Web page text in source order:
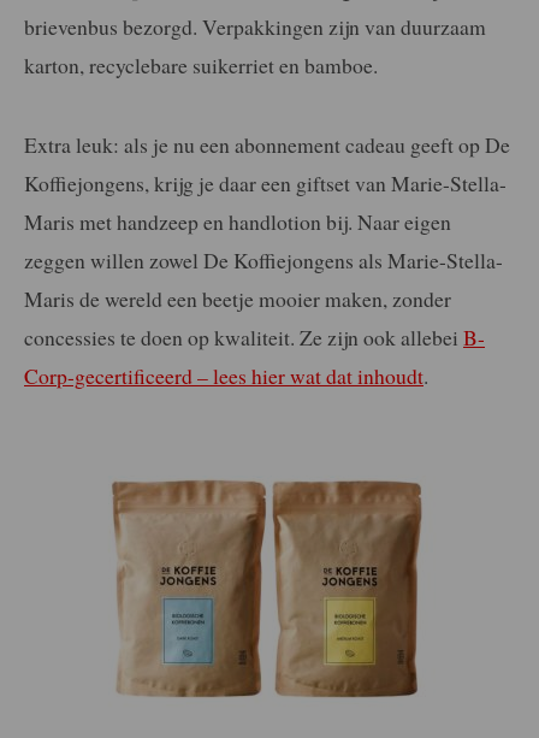
brievenbus bezorgd. Verpakkingen zijn van duurzaam
karton, recyclebare suikerriet en bamboe.
Extra leuk: als je nu een abonnement cadeau geeft op De
Koffiejongens, krijg je daar een giftset van Marie-Stella-
Maris met handzeep en handlotion bij. Naar eigen
zeggen willen zowel De Koffiejongens als Marie-Stella-
Maris de wereld een beetje mooier maken, zonder
concessies te doen op kwaliteit. Ze zijn ook allebei B-
Corp-gecertificeerd – lees hier wat dat inhoudt.